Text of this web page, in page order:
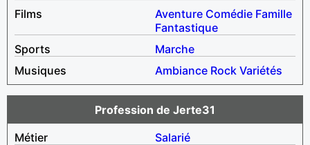
Films
Aventure Comédie Famille
Fantastique
Sports
Marche
Musiques
Ambiance Rock Variétés
Profession de Jerte31
Métier
Salarié